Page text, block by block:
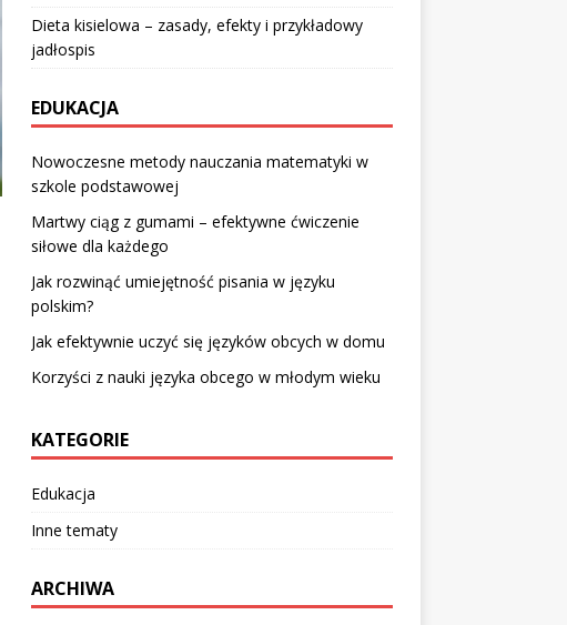
Dieta kisielowa – zasady, efekty i przykładowy
jadłospis
EDUKACJA
Nowoczesne metody nauczania matematyki w
szkole podstawowej
Martwy ciąg z gumami – efektywne ćwiczenie
siłowe dla każdego
Jak rozwinąć umiejętność pisania w języku
polskim?
Jak efektywnie uczyć się języków obcych w domu
Korzyści z nauki języka obcego w młodym wieku
KATEGORIE
Edukacja
Inne tematy
ARCHIWA